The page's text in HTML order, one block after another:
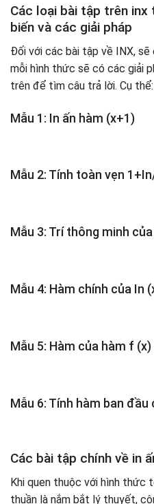
Các loại bài tập trên
biến và các giải pháp
Đối với các bài tập về INX, sẽ
mỗi hình thức sẽ có các giải
trên để tìm câu trả lời. Cụ thể:
Mẫu 1: In ấn hàm (x+1)
Mẫu 2: Tính toàn vẹn
Mẫu 3: Trí thông minh
Mẫu 4: Hàm chính của In
Mẫu 5: Hàm của hàm f
Mẫu 6: Tính hàm ban đầu
Các bài tập chính về in
Khi quen thuộc với hình thức
thuần là nắm bắt lý thuyết,